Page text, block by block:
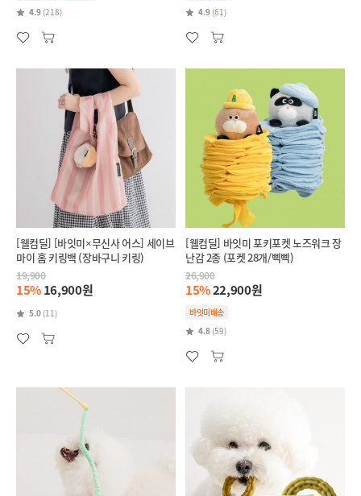
4.9 (218)
4.9 (61)
[웰컴딜] [바잇미×무신사 어스] 세이브
마이 홈 키링백 (장바구니 키링)
19,900
15%16,900원
5.0 (11)
[웰컴딜] 바잇미 포키포켓 노즈워크 장
난감 2종 (포켓 28개/삑삑)
26,900
15%22,900원
바잇미배송
4.8 (59)